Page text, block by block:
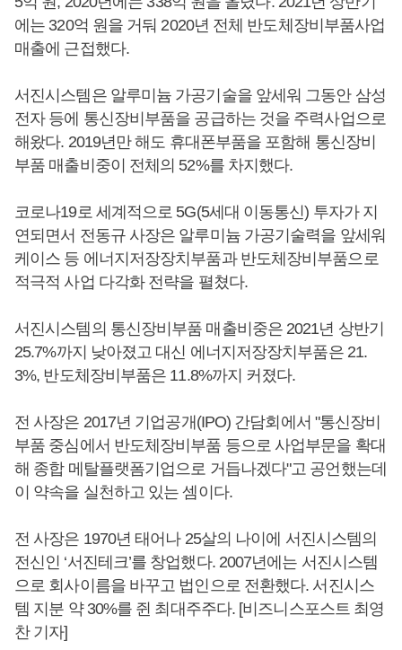
에는 320억 원을 거둬 2020년 전체 반도체장비부품사업
매출에 근접했다.
서진시스템은 알루미늄 가공기술을 앞세워 그동안 삼성
전자 등에 통신장비부품을 공급하는 것을 주력사업으로
해왔다. 2019년만 해도 휴대폰부품을 포함해 통신장비
부품 매출비중이 전체의 52%를 차지했다.
코로나19로 세계적으로 5G(5세대 이동통신) 투자가 지
연되면서 전동규 사장은 알루미늄 가공기술력을 앞세워
케이스 등 에너지저장장치부품과 반도체장비부품으로
적극적 사업 다각화 전략을 펼쳤다.
서진시스템의 통신장비부품 매출비중은 2021년 상반기
25.7%까지 낮아졌고 대신 에너지저장장치부품은 21.
3%, 반도체장비부품은 11.8%까지 커졌다.
전 사장은 2017년 기업공개(IPO) 간담회에서 "통신장비
부품 중심에서 반도체장비부품 등으로 사업부문을 확대
해 종합 메탈플랫폼기업으로 거듭나겠다"고 공언했는데
이 약속을 실천하고 있는 셈이다.
전 사장은 1970년 태어나 25살의 나이에 서진시스템의
전신인 ‘서진테크’를 창업했다. 2007년에는 서진시스템
으로 회사이름을 바꾸고 법인으로 전환했다. 서진시스
템 지분 약 30%를 쥔 최대주주다. [비즈니스포스트 최영
찬 기자]